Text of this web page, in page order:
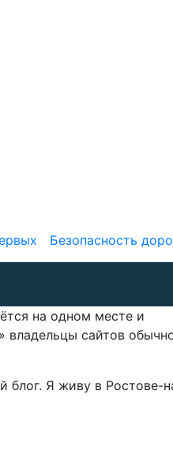
Безопасность
на одном месте и
владельцы сайтов
Я живу в Ростове-